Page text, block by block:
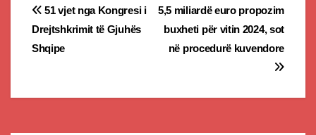
Post
navigation
5,5 miliardë euro propozim
buxheti për vitin 2024, sot
në procedurë kuvendore
51 vjet nga Kongresi i
Drejtshkrimit të Gjuhës
Shqipe